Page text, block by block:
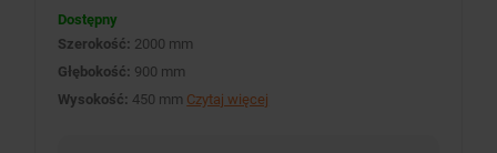
Dostępny
Szerokość: 2000 mm
Głębokość: 900 mm
Wysokość: 450 mm Czytaj więcej